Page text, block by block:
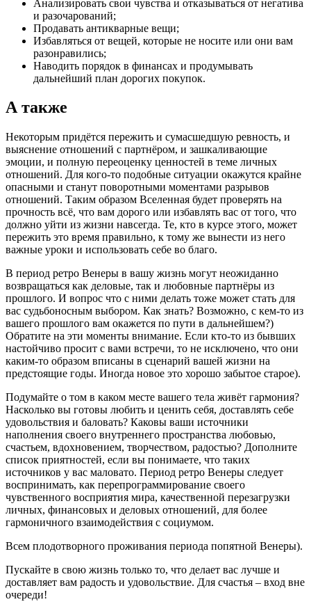
Анализировать свои чувства и отказываться от негатива
и разочарований;
Продавать антикварные вещи;
Избавляться от вещей, которые не носите или они вам
разонравились;
Наводить порядок в финансах и продумывать
дальнейший план дорогих покупок.
А также
Некоторым придётся пережить и сумасшедшую ревность, и
выяснение отношений с партнёром, и зашкаливающие
эмоции, и полную переоценку ценностей в теме личных
отношений. Для кого-то подобные ситуации окажутся крайне
опасными и станут поворотными моментами разрывов
отношений. Таким образом Вселенная будет проверять на
прочность всё, что вам дорого или избавлять вас от того, что
должно уйти из жизни навсегда. Те, кто в курсе этого, может
пережить это время правильно, к тому же вынести из него
важные уроки и использовать себе во благо.
В период ретро Венеры в вашу жизнь могут неожиданно
возвращаться как деловые, так и любовные партнёры из
прошлого. И вопрос что с ними делать тоже может стать для
вас судьбоносным выбором. Как знать? Возможно, с кем-то из
вашего прошлого вам окажется по пути в дальнейшем?)
Обратите на эти моменты внимание. Если кто-то из бывших
настойчиво просит с вами встречи, то не исключено, что они
каким-то образом вписаны в сценарий вашей жизни на
предстоящие годы. Иногда новое это хорошо забытое старое).
Подумайте о том в каком месте вашего тела живёт гармония?
Насколько вы готовы любить и ценить себя, доставлять себе
удовольствия и баловать? Каковы ваши источники
наполнения своего внутреннего пространства любовью,
счастьем, вдохновением, творчеством, радостью? Дополните
список приятностей, если вы понимаете, что таких
источников у вас маловато. Период ретро Венеры следует
воспринимать, как перепрограммирование своего
чувственного восприятия мира, качественной перезагрузки
личных, финансовых и деловых отношений, для более
гармоничного взаимодействия с социумом.
Всем плодотворного проживания периода попятной Венеры).
Пускайте в свою жизнь только то, что делает вас лучше и
доставляет вам радость и удовольствие. Для счастья – вход вне
очереди!